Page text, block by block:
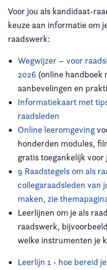
Voor jou als kandidaat-
keuze aan informatie om
raadswerk:
Wegwijzer – voor
2026 (online handboek
aanbevelingen en
Informatiekaart met
raadsleden
Online leeromgeving
honderden modules,
gratis toegankelijk
9 Raadstegels om als
collegaraadsleden van
maken, zie
Leerlijnen om je als
raadswerk,
welke instrumenten je
Leerlijn 1 - hoe bereid